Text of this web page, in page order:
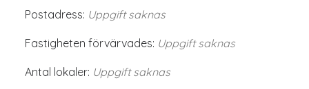
Postadress: Uppgift saknas
Fastigheten förvärvades: Uppgift saknas
Antal lokaler: Uppgift saknas